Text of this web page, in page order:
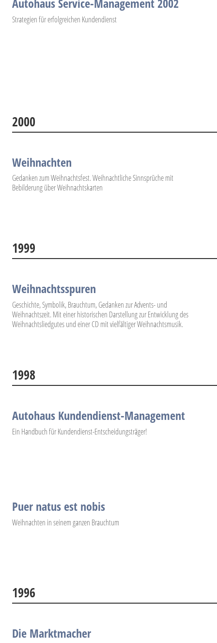
Strategien für erfolgreichen Kundendienst
2000
Weihnachten
Gedanken zum Weihnachtsfest. Weihnachtliche Sinnsprüche mit
Bebilderung über Weihnachtskarten
1999
Weihnachtsspuren
Geschichte, Symbolik, Brauchtum, Gedanken zur Advents- und
Weihnachtszeit. Mit einer historischen Darstellung zur Entwicklung des
Weihnachtsliedgutes und einer CD mit vielfältiger Weihnachtsmusik.
1998
Autohaus Kundendienst-Management
Ein Handbuch für Kundendienst-Entscheidungsträger!
Puer natus est nobis
Weihnachten in seinem ganzen Brauchtum
1996
Die Marktmacher